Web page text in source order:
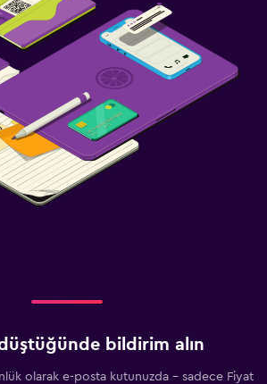
bildirim alın
olarak e-posta kutunuzda - sadece Fiyat